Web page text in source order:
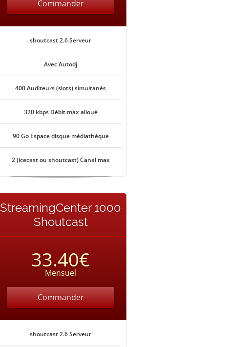
Commander
shoutcast 2.6 Serveur
Avec Autodj
400 Auditeurs (slots) simultanés
320 kbps Débit max alloué
90 Go Espace disque médiathèque
2 (icecast ou shoutcast) Canal max
StreamingCenter 1000
Shoutcast
33.40€
Mensuel
Commander
shoutcast 2.6 Serveur